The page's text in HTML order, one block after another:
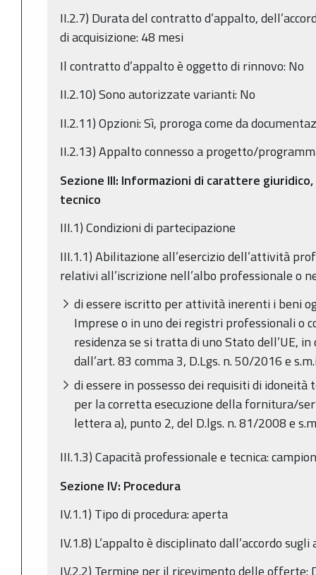
II.2.7) Durata del contratto d’appalto,
di acquisizione: 48 mesi
Il contratto d’appalto è oggetto di rinnovo: No
II.2.10) Sono autorizzate varianti: No
II.2.11) Opzioni: Sì, proroga come da
II.2.13) Appalto connesso a progetto/
Sezione III: Informazioni di carattere
tecnico
III.1) Condizioni di partecipazione
III.1.1) Abilitazione all’esercizio dell’attività
relativi all’iscrizione nell’albo professionale o
di essere iscritto per attività inerenti i beni
Imprese o in uno dei registri professionali o
residenza se si tratta di uno Stato dell’UE,
dall’art. 83 comma 3, D.Lgs. n. 50/2016 e
di essere in possesso dei requisiti di idoneità
per la corretta esecuzione della fornitura/
lettera a), punto 2, del D.lgs. n. 81/2008 e
III.1.3) Capacità professionale e tecnica:
Sezione IV: Procedura
IV.1.1) Tipo di procedura: aperta
IV.1.8) L’appalto è disciplinato dall’accordo